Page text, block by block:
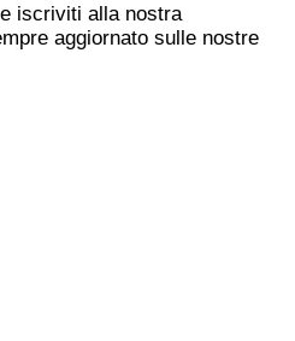
iscriviti alla nostra
aggiornato sulle nostre